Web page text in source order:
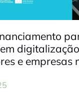
e empresas